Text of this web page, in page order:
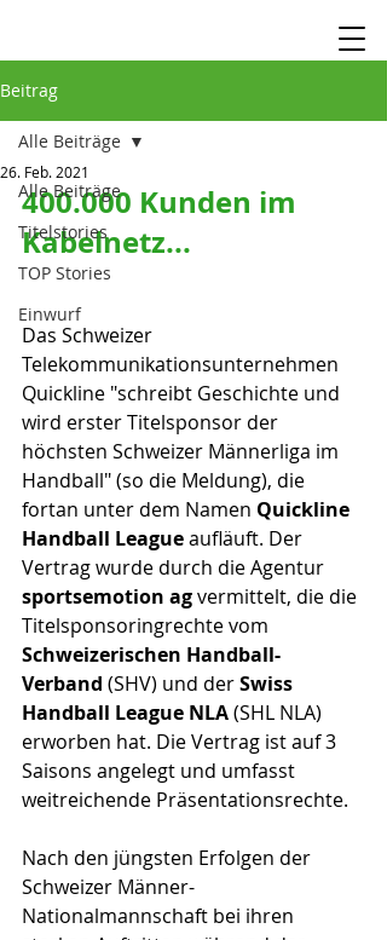
Beitrag
Alle Beiträge
Titelstories
TOP Stories
Einwurf
Alle Beiträge
26. Feb. 2021
400.000 Kunden im
Kabelnetz...
Das Schweizer
Telekommunikationsunternehmen
Quickline "schreibt Geschichte und
wird erster Titelsponsor der
höchsten Schweizer Männerliga im
Handball" (so die Meldung), die
fortan unter dem Namen Quickline
Handball League aufläuft. Der
Vertrag wurde durch die Agentur
sportsemotion ag vermittelt, die die
Titelsponsoringrechte vom
Schweizerischen Handball-
Verband (SHV) und der Swiss
Handball League NLA (SHL NLA)
erworben hat. Die Vertrag ist auf 3
Saisons angelegt und umfasst
weitreichende Präsentationsrechte.
Nach den jüngsten Erfolgen der
Schweizer Männer-
Nationalmannschaft bei ihren